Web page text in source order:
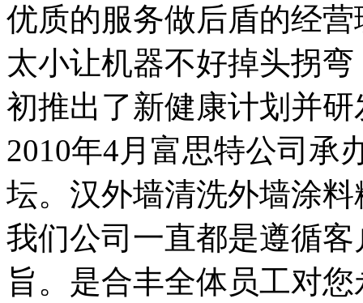
优质的服务做后盾的经
太小让机器不好掉头拐
初推出了新健康计划并
2010年4月富思特公司承
坛。汉外墙清洗外墙涂
我们公司一直都是遵循
旨。是合丰全体员工对